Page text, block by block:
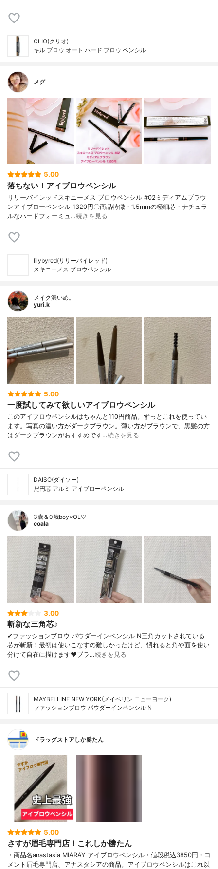
CLIO(クリオ)
キル ブロウ オート ハード ブロウ ペンシル
メグ
5.00
落ちない！アイブロウペンシル
リリーバイレッドスキニーメス ブロウペンシル #02ミディアムブラウ
ンアイブローペンシル 1320円〇商品特徴・1.5mmの極細芯・ナチュラ
ルなハードフォーミュ…続きを見る
lilybyred(リリーバイレッド)
スキニーメス ブロウペンシル
メイク濃いめ。
yuri.k
5.00
一度試してみて欲しいアイブロウペンシル
このアイブロウペンシルはちゃんと110円商品。ずっとこれを使ってい
ます。写真の濃い方がダークブラウン。薄い方がブラウンで、黒髪の方
はダークブラウンがおすすめです…続きを見る
DAISO(ダイソー)
だ円芯 アルミ アイブローペンシル
3歳＆0歳boy×OL🤍
coala
3.00
斬新な三角芯♪
✔︎ファッションブロウ パウダーインペンシル N三角カットされている
芯が斬新！最初は使いこなすの難しかったけど、慣れると角や面を使い
分けて自在に描けます❤︎ブラ…続きを見る
MAYBELLINE NEW YORK(メイベリン ニューヨーク)
ファッションブロウ パウダーイン​ペンシル N
ドラッグストアしか勝たん
5.00
さすが眉毛専門店！これしか勝たん
・商品名anastasia MIARAY アイブロウペンシル・値段税込3850円・コ
メント眉毛専門店、アナスタシアの商品。アイブロウペンシルはこれ以